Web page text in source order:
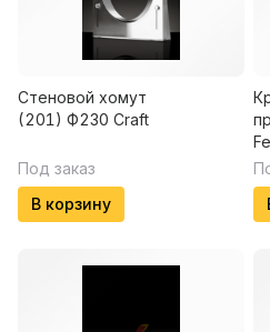
Стеновой хомут
(201) Ф230 Craft
Под заказ
В корзину